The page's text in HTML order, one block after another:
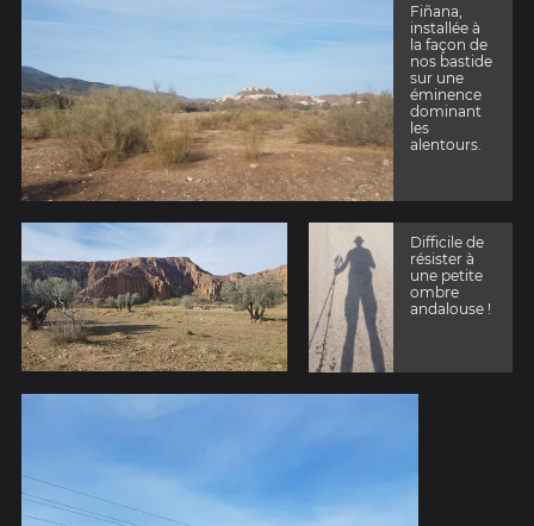
Fiñana,
installée à
la façon de
nos bastide
sur une
éminence
dominant
les
alentours.
Difficile de
résister à
une petite
ombre
andalouse !